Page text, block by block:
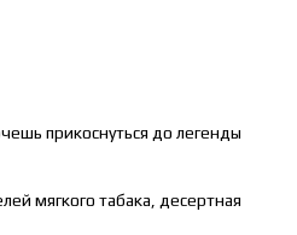
прикоснуться до легенды
мягкого табака, десертная